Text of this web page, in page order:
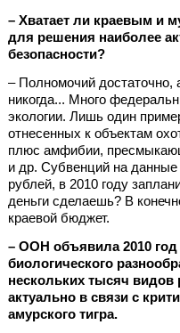
– Хватает ли краевым и
для решения наиболее
безопасности?
– Полномочий достаточно,
никогда... Много
экологии. Лишь один
отнесенных к объектам
плюс амфибии,
и др. Субвенций на данные
рублей, в 2010 году
деньги сделаешь? В
краевой бюджет.
– ООН объявила 2010
биологического
нескольких тысяч видов
актуально в связи с
амурского тигра.